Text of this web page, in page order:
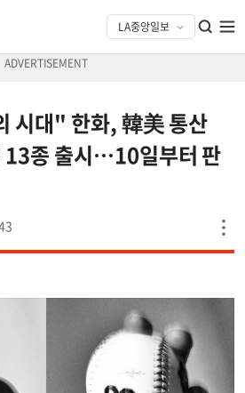
시대" 한화, 韓美 통산
13종 출시…10일부터 판